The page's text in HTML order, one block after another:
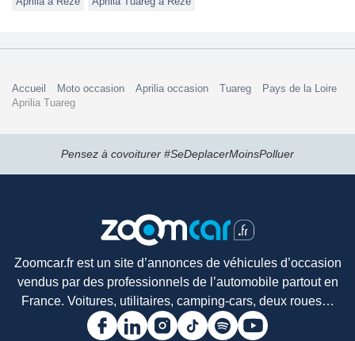
Accueil Moto occasion Aprilia occasion Tuareg
Pays de la Loire
Aprilia Tuareg
Pensez à covoiturer #SeDeplacerMoinsPolluer
Zoomcar.fr est un site d’annonces de véhicules d’occasion
vendus par des professionnels de l’automobile partout en
France. Voitures, utilitaires, camping-cars, deux roues…